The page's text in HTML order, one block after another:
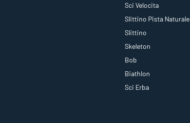
Sci Velocita
Slittino Pista Naturale
Slittino
Skeleton
Bob
Biathlon
Sci Erba